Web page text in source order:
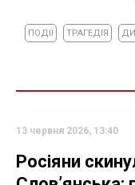
ПОДІЇ ТРАГЕДІЯ
13 червня 2026, 13:40
Росіяни